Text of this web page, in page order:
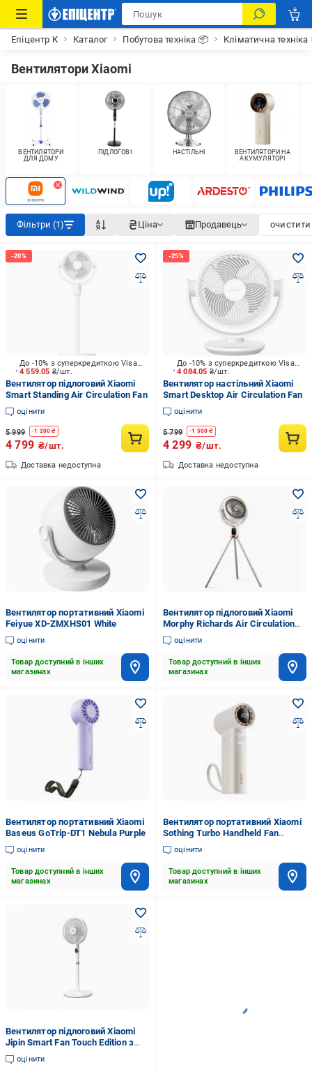
Епіцентр К Каталог Побутова техніка 📦 Кліматична
Вентилятори Xiaomi
ВЕНТИЛЯТОРИ
ДЛЯ ДОМУ
ПІДЛОГОВІ НАСТІЛЬНІ
ВЕНТИЛЯТОРИ НА
АКУМУЛЯТОРІ
Фільтри (1) Ціна Продавець очистити
4 559.05 ₴/шт.
До -10% з суперкредиткою Visa Вигода
Вентилятор підлоговий Xiaomi
Smart Standing Air Circulation Fan
оцінити
5 999 -1 200 ₴
4 799 ₴/шт.
Доставка недоступна
4 084.05 ₴/шт.
До -10% з суперкредиткою Visa Вигода
Вентилятор настільний Xiaomi
Smart Desktop Air Circulation Fan
оцінити
5 799 -1 500 ₴
4 299 ₴/шт.
Доставка недоступна
Вентилятор портативний Xiaomi
Feiyue XD-ZMXHS01 White
оцінити
Товар доступний в інших
магазинах
Вентилятор підлоговий Xiaomi
Morphy Richards Air Circulation
Fan MR3801
оцінити
Товар доступний в інших
магазинах
Вентилятор портативний Xiaomi
Baseus GoTrip-DT1 Nebula Purple
оцінити
Товар доступний в інших
магазинах
Вентилятор портативний Xiaomi
Sothing Turbo Handheld Fan
Engine Slim DSHJ-S-2422C
оцінити
Товар доступний в інших
магазинах
Вентилятор підлоговий Xiaomi
Jipin Smart Fan Touch Edition з
пультом
оцінити